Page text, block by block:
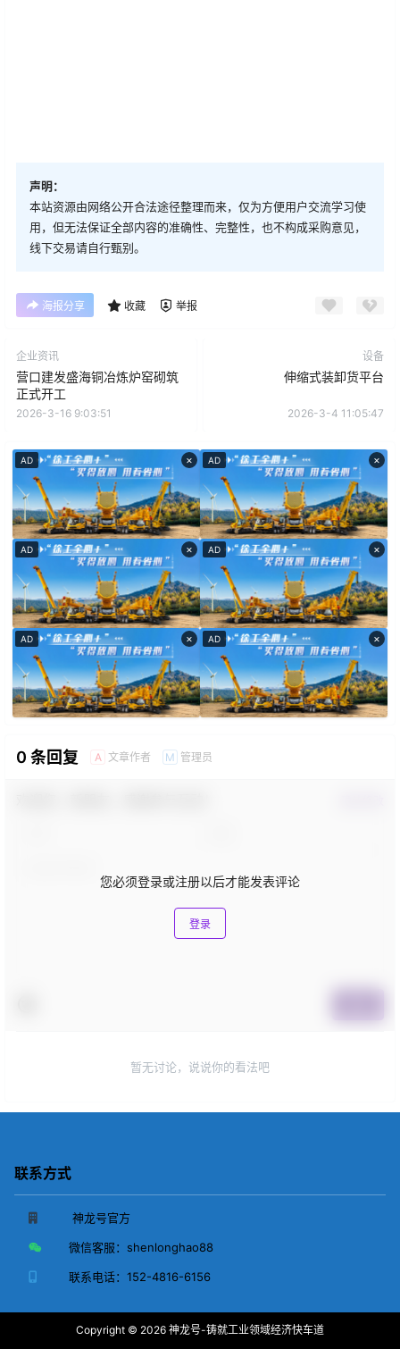
声明：
本站资源由网络公开合法途径整理而来，仅为方便用户交流学习使
用，但无法保证全部内容的准确性、完整性，也不构成采购意见，
线下交易请自行甄别。
海报分享 收藏 举报
企业资讯
营口建发盛海铜冶炼炉窑砌筑
正式开工
2026-3-16 9:03:51
设备
伸缩式装卸货平台
2026-3-4 11:05:47
×
AD ×
AD
×
AD ×
AD
×
AD ×
AD
0 条回复 A 文章作者 M 管理员
您必须登录或注册以后才能发表评论
登录
暂无讨论，说说你的看法吧
联系方式
神龙号官方
微信客服： shenlonghao88
联系电话： 152-4816-6156
Copyright © 2026 神龙号-铸就工业领域经济快车道